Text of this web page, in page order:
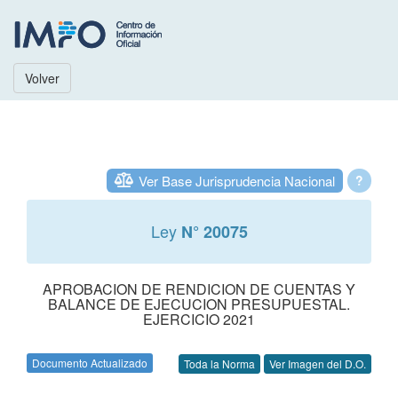
Volver
?
Ver Base Jurisprudencia Nacional
Ley N° 20075
APROBACION DE RENDICION DE CUENTAS Y
BALANCE DE EJECUCION PRESUPUESTAL.
EJERCICIO 2021
Documento Actualizado Toda la Norma Ver Imagen del D.O.